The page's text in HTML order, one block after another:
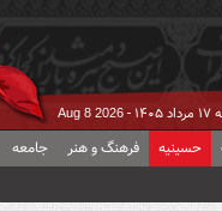
-
Aug 8 2026
حسینیه فرهنگ و هنر جامعه